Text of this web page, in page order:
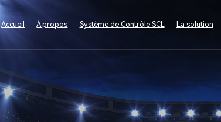
Accueil À propos Système de Contrôle SCL La solution